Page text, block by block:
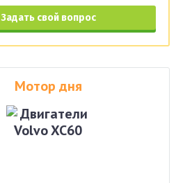
Задать свой вопрос
Мотор дня